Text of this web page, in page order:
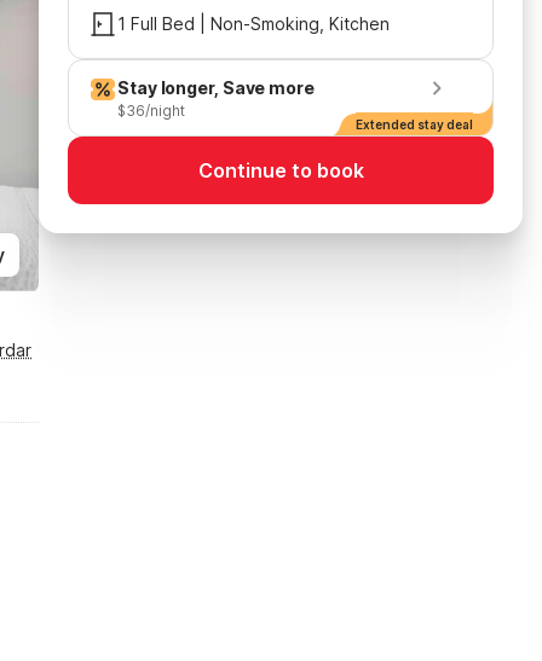
1 Full Bed | Non-Smoking, Kitchen
Stay longer, Save more
$36/night
Extended stay deal
Continue to book